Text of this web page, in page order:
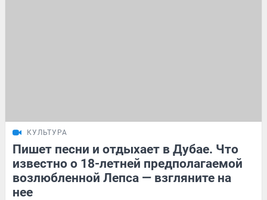
КУЛЬТУРА
Пишет песни и отдыхает в Дубае. Что
известно о 18-летней предполагаемой
возлюбленной Лепса — взгляните на
нее